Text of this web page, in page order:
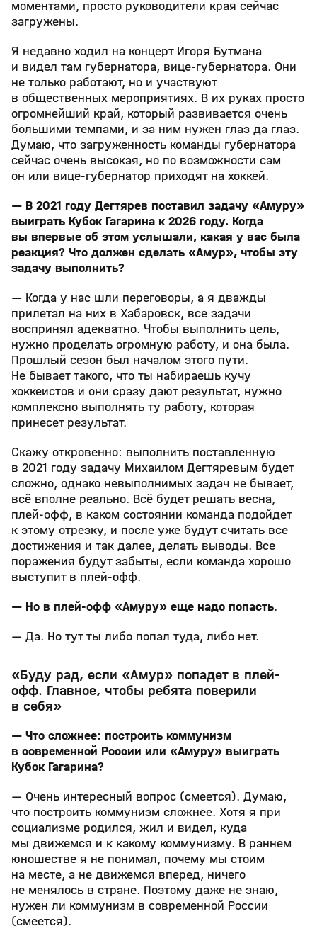
моментами, просто руководители края сейчас
загружены.
Я недавно ходил на концерт Игоря Бутмана
и видел там губернатора, вице-губернатора. Они
не только работают, но и участвуют
в общественных мероприятиях. В их руках просто
огромнейший край, который развивается очень
большими темпами, и за ним нужен глаз да глаз.
Думаю, что загруженность команды губернатора
сейчас очень высокая, но по возможности сам
он или вице-губернатор приходят на хоккей.
— В 2021 году Дегтярев поставил задачу «Амуру»
выиграть Кубок Гагарина к 2026 году. Когда
вы впервые об этом услышали, какая у вас была
реакция? Что должен сделать «Амур», чтобы эту
задачу выполнить?
— Когда у нас шли переговоры, а я дважды
прилетал на них в Хабаровск, все задачи
воспринял адекватно. Чтобы выполнить цель,
нужно проделать огромную работу, и она была.
Прошлый сезон был началом этого пути.
Не бывает такого, что ты набираешь кучу
хоккеистов и они сразу дают результат, нужно
комплексно выполнять ту работу, которая
принесет результат.
Скажу откровенно: выполнить поставленную
в 2021 году задачу Михаилом Дегтяревым будет
сложно, однако невыполнимых задач не бывает,
всё вполне реально. Всё будет решать весна,
плей-офф, в каком состоянии команда подойдет
к этому отрезку, и после уже будут считать все
достижения и так далее, делать выводы. Все
поражения будут забыты, если команда хорошо
выступит в плей-офф.
— Но в плей-офф «Амуру» еще надо попасть.
— Да. Но тут ты либо попал туда, либо нет.
«Буду рад, если «Амур» попадет в плей-
офф. Главное, чтобы ребята поверили
в себя»
— Что сложнее: построить коммунизм
в современной России или «Амуру» выиграть
Кубок Гагарина?
— Очень интересный вопрос (смеется). Думаю,
что построить коммунизм сложнее. Хотя я при
социализме родился, жил и видел, куда
мы движемся и к какому коммунизму. В раннем
юношестве я не понимал, почему мы стоим
на месте, а не движемся вперед, ничего
не менялось в стране. Поэтому даже не знаю,
нужен ли коммунизм в современной России
(смеется).